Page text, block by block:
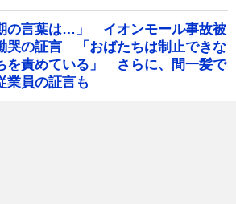
の言葉は…」 イオンモール事故被
哭の証言 「おばたちは制止できな
を責めている」 さらに、間一髪で
業員の証言も